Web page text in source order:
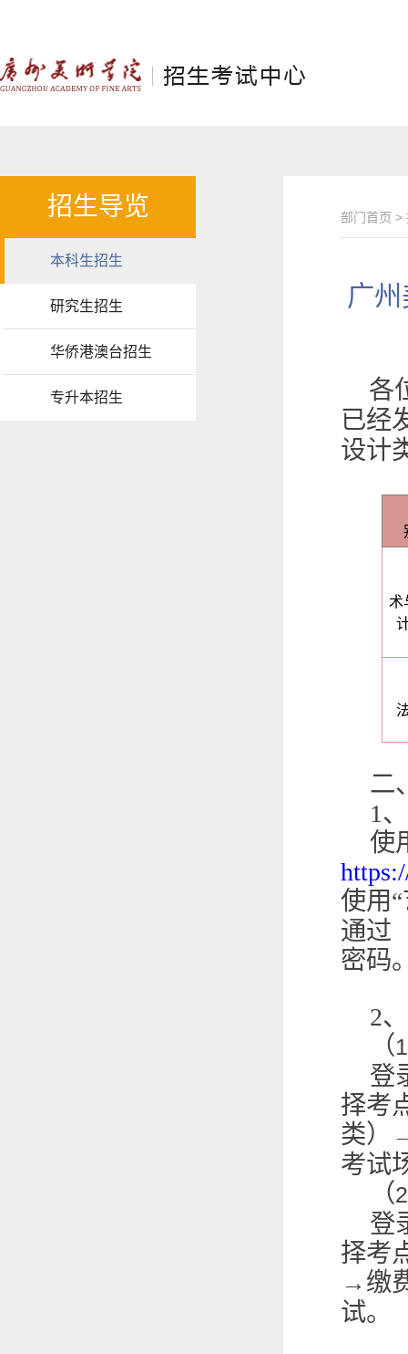
招生导览
本科生招生
研究生招生
华侨港澳台招生
专升本招生
部门首页 >
广
各
已经
设计
术
二
1
使
使用
通过
密码
2
（1
登
择考
类）
考试
（2
登
择考
→缴
试。